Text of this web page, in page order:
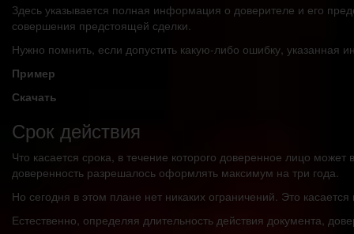
Здесь указывается полная информация о доверителе и его
совершения предстоящей сделки.
Нужно помнить, если допустить какую-либо ошибку, указанная
Пример
Скачать
Срок действия
Что касается срока, в течение которого доверенное лицо
доверенность разрешалось оформлять максимум на три года.
Но сегодня в этом плане нет никаких ограничений. Это
Естественно, определяя длительность действия документа,